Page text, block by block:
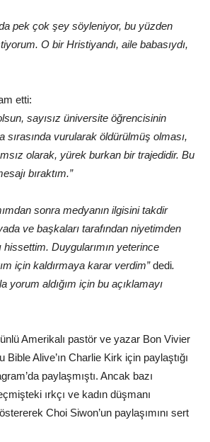
pek çok şey söyleniyor, bu yüzden
O bir Hristiyandı, aile babasıydı,
etti:
sayısız üniversite öğrencisinin
sırasında vurularak öldürülmüş olması,
olarak, yürek burkan bir trajedidir. Bu
bıraktım.”
sonra medyanın ilgisini takdir
ve başkaları tarafından niyetimden
hissettim. Duygularımın yeterince
için kaldırmaya karar verdim”dedi.
yorum aldığım için bu açıklamayı
Amerikalı pastör ve yazar Bon Vivier
Alive’ın Charlie Kirk için paylaştığı
paylaşmıştı. Ancak bazı
ırkçı ve kadın düşmanı
Choi Siwon’un paylaşımını sert